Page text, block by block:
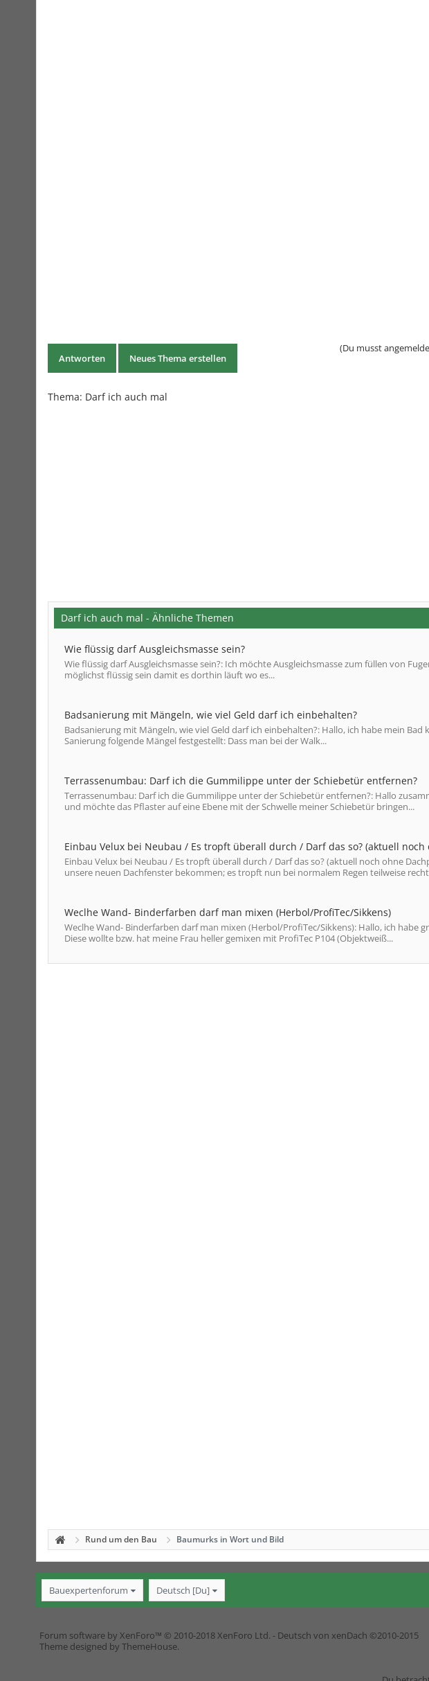
Antworten Neues Thema erstellen
(Du musst
Thema: Darf ich auch mal
Darf ich auch mal - Ähnliche Themen
Wie flüssig darf Ausgleichsmasse sein?
Wie flüssig darf Ausgleichsmasse sein?: Ich möchte Ausgleichsmasse zum füllen von
möglichst flüssig sein damit es dorthin läuft wo es...
Badsanierung mit Mängeln, wie viel Geld darf ich einbehalten?
Badsanierung mit Mängeln, wie viel Geld darf ich einbehalten?: Hallo, ich habe mein
Sanierung folgende Mängel festgestellt: Dass man bei der Walk...
Terrassenumbau: Darf ich die Gummilippe unter der Schiebetür entfernen?
Terrassenumbau: Darf ich die Gummilippe unter der Schiebetür entfernen?: Hallo
und möchte das Pflaster auf eine Ebene mit der Schwelle meiner Schiebetür bringen...
Einbau Velux bei Neubau / Es tropft überall durch / Darf das so? (aktuell
Einbau Velux bei Neubau / Es tropft überall durch / Darf das so? (aktuell noch ohne
unsere neuen Dachfenster bekommen; es tropft nun bei normalem Regen teilweise
Weclhe Wand- Binderfarben darf man mixen (Herbol/ProfiTec/Sikkens)
Weclhe Wand- Binderfarben darf man mixen (Herbol/ProfiTec/Sikkens): Hallo, ich habe
Diese wollte bzw. hat meine Frau heller gemixen mit ProfiTec P104 (Objektweiß...
Rund um den Bau Baumurks in Wort und Bild
Bauexpertenforum Deutsch [Du]
Forum software by XenForo™ © 2010-2018 XenForo Ltd. - Deutsch von xenDach ©2010-2015
Theme designed by ThemeHouse.